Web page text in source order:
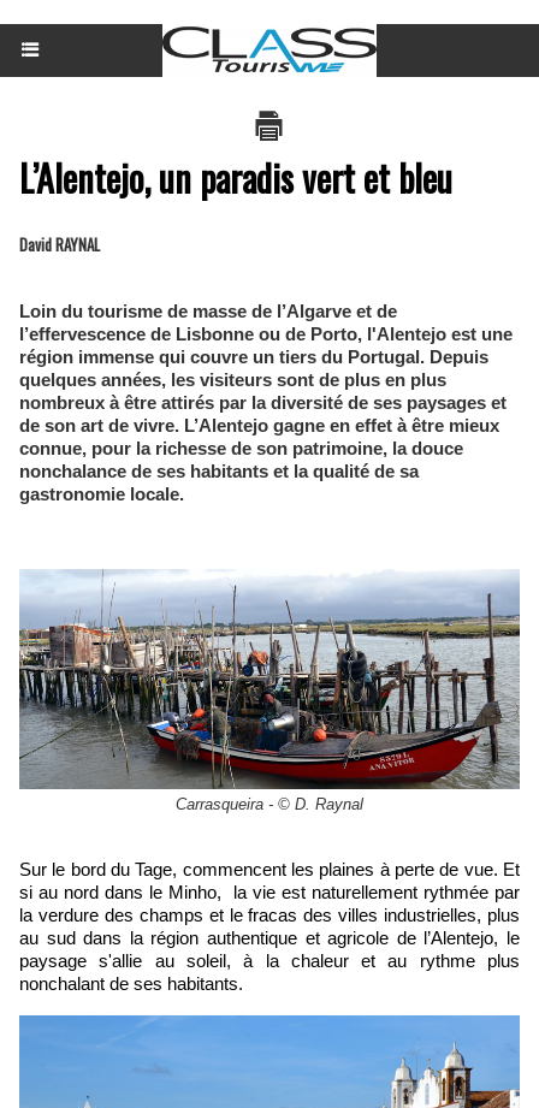
L’Alentejo, un paradis vert et bleu
David RAYNAL
Loin du tourisme de masse de l’Algarve et de
l’effervescence de Lisbonne ou de Porto, l'Alentejo est une
région immense qui couvre un tiers du Portugal. Depuis
quelques années, les visiteurs sont de plus en plus
nombreux à être attirés par la diversité de ses paysages et
de son art de vivre. L’Alentejo gagne en effet à être mieux
connue, pour la richesse de son patrimoine, la douce
nonchalance de ses habitants et la qualité de sa
gastronomie locale.
Carrasqueira - © D. Raynal
Sur le bord du Tage, commencent les plaines à perte de vue. Et
si au nord dans le Minho, la vie est naturellement rythmée par
la verdure des champs et le fracas des villes industrielles, plus
au sud dans la région authentique et agricole de l’Alentejo, le
paysage s'allie au soleil, à la chaleur et au rythme plus
nonchalant de ses habitants.